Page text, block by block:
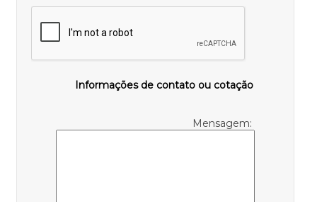
Informações de contato ou cotação
Mensagem: